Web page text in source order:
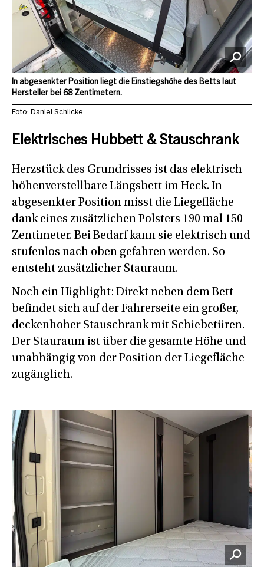
Elektrisches Hubbett & Stauschrank
Herzstück des Grundrisses ist das elektrisch
höhenverstellbare Längsbett im Heck. In
abgesenkter Position misst die Liegefläche
dank eines zusätzlichen Polsters 190 mal 150
Zentimeter. Bei Bedarf kann sie elektrisch und
stufenlos nach oben gefahren werden. So
entsteht zusätzlicher Stauraum.
Noch ein Highlight: Direkt neben dem Bett
befindet sich auf der Fahrerseite ein großer,
deckenhoher Stauschrank mit Schiebetüren.
Der Stauraum ist über die gesamte Höhe und
unabhängig von der Position der Liegefläche
zugänglich.
In abgesenkter Position liegt die Einstiegshöhe des Betts laut
Hersteller bei 68 Zentimetern.
Foto: Daniel Schlicke